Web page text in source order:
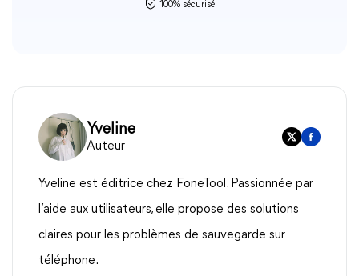
100% sécurisé
Yveline
Auteur
Yveline est éditrice chez FoneTool. Passionnée par
l’aide aux utilisateurs, elle propose des solutions
claires pour les problèmes de sauvegarde sur
téléphone.